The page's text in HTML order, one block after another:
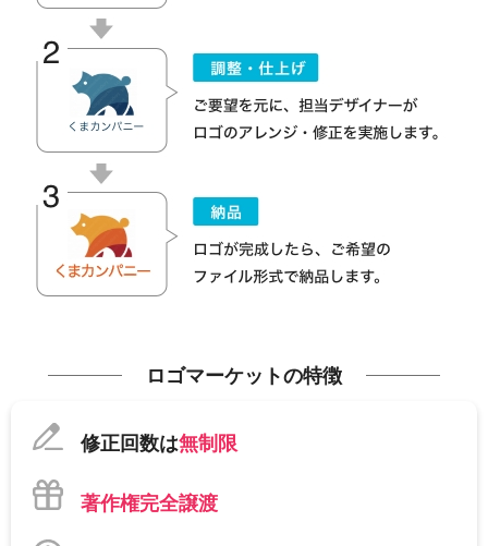
ロゴマーケットの特徴
修正回数は無制限
著作権完全譲渡